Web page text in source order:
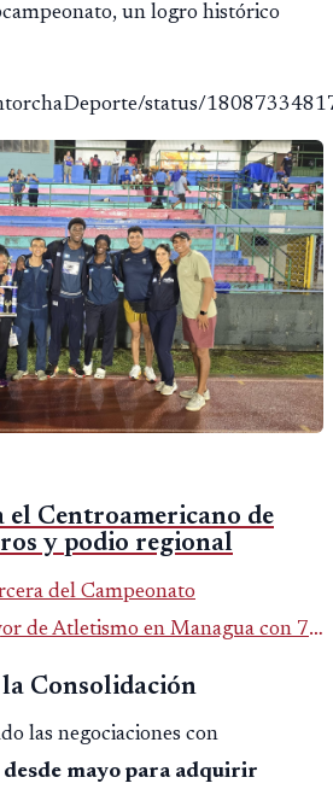
un logro histórico
status/
el Centroamericano de
y podio regional
del Campeonato
de Atletismo en Managua con 7
Consolidación
las negociaciones con
mayo para adquirir